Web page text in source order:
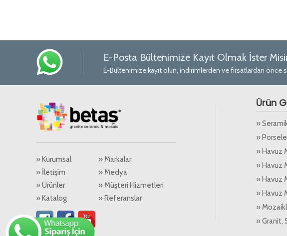
E-Posta Bültenimize Kayıt Olmak İster
E-Bültenimize kayıt olun, indirimlerden ve fırsatlardan önce
» Kurumsal
» İletişim
» Ürünler
» Katalog
» Markalar
» Medya
» Müşteri Hizmetleri
» Referanslar
Ürün
»
»
» Havuz
» Havuz
» Havuz
Parçaları
» Havuz
»
» Granit,